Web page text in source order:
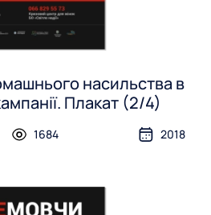
насильства в
Плакат (2/4)
1684 2018